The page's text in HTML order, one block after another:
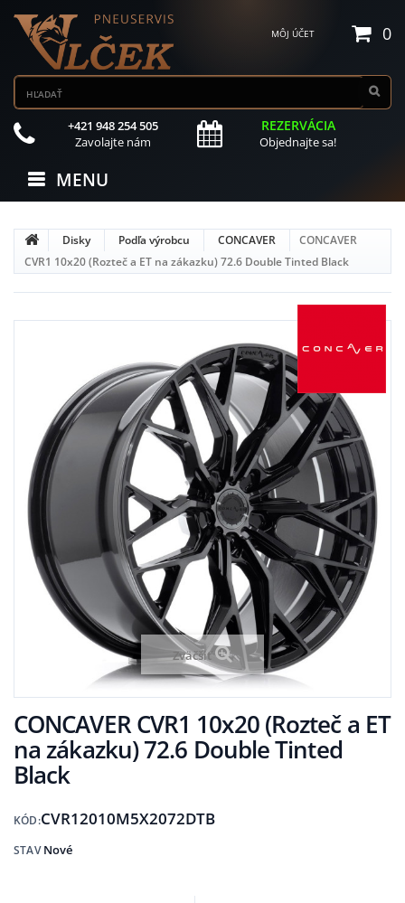
0
MÔJ ÚČET
+421 948 254 505
Zavolajte nám
REZERVÁCIA
Objednajte sa!
MENU
Disky Podľa výrobcu CONCAVER
CONCAVER
CVR1 10x20 (Rozteč a ET na zákazku) 72.6 Double Tinted Black
Zväčšiť
CONCAVER CVR1 10x20 (Rozteč a ET
na zákazku) 72.6 Double Tinted
Black
KÓD:CVR12010M5X2072DTB
STAV Nové